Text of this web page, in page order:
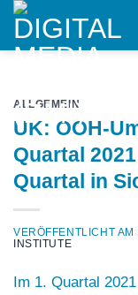
Skip
content
ALLGEMEIN
UK: OOH-
Quartal
Quartal in
VERÖFFENTLICHT AM
INSTITUTE
Im 1. Quartal